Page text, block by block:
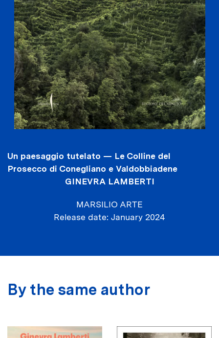
Un paesaggio tutelato — Le Colline del
Prosecco di Conegliano e Valdobbiadene
GINEVRA LAMBERTI
MARSILIO ARTE
Release date January 2024
By the same author